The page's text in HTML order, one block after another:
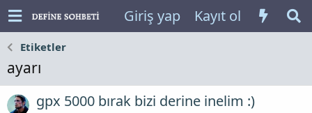
Giriş yap Kayıt ol
Etiketler
ayarı
gpx 5000 bırak bizi derine inelim :)